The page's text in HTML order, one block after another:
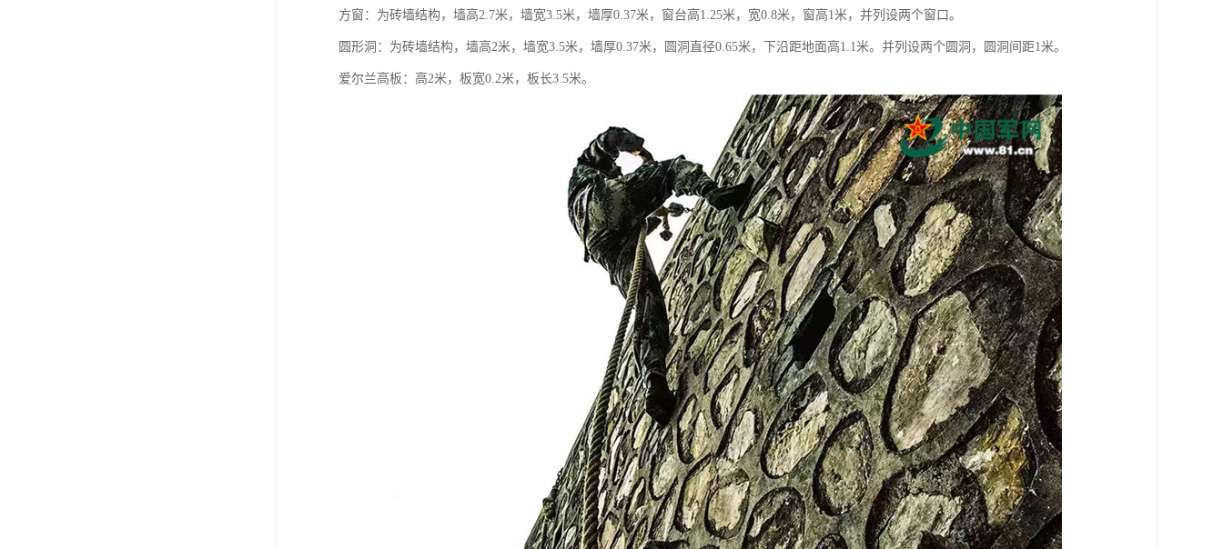
方窗：为砖墙结构，墙高2.7米，墙宽3.5米，墙厚0.37米，窗台高1.25米，宽0.8米，窗高1米，并列设两个窗口。
圆形洞：为砖墙结构，墙高2米，墙宽3.5米，墙厚0.37米，圆洞直径0.65米，下沿距地面高1.1米。并列设两个圆洞，圆洞间距1米。
爱尔兰高板：高2米，板宽0.2米，板长3.5米。